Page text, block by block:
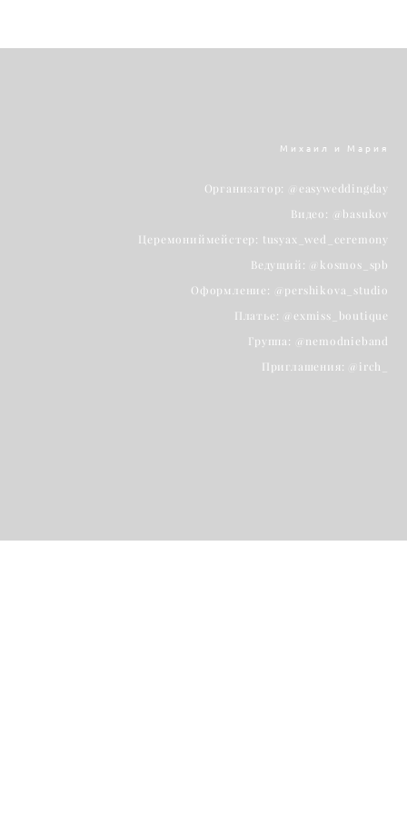
Михаил и Мария
Организатор: @easyweddingday
Видео: @basukov
Церемониймейстер: tusyax_wed_ceremony
Ведущий: @kosmos_spb
Оформление: @pershikova_studio
Платье: @exmiss_boutique
Группа: @nemodnieband
Приглашения: @irch_